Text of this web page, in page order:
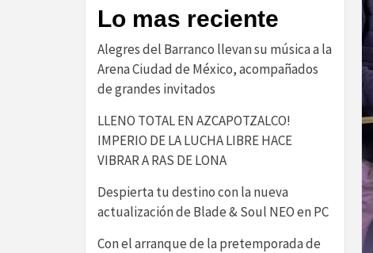
Lo mas reciente
Alegres del Barranco llevan su música a la
Arena Ciudad de México, acompañados
de grandes invitados
LLENO TOTAL EN AZCAPOTZALCO!
IMPERIO DE LA LUCHA LIBRE HACE
VIBRAR A RAS DE LONA
Despierta tu destino con la nueva
actualización de Blade & Soul NEO en PC
Con el arranque de la pretemporada de